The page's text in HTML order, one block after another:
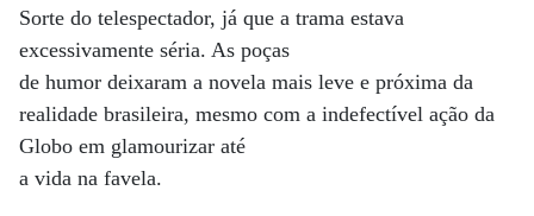
Sorte do telespectador, já que a trama estava
excessivamente séria. As poças
de humor deixaram a novela mais leve e próxima da
realidade brasileira, mesmo com a indefectível ação da
Globo em glamourizar até
a vida na favela.